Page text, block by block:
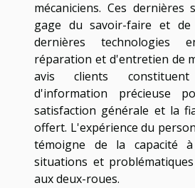
mécaniciens. Ces
gage du savoir-faire et
dernières technologies
réparation et d'entretien de
avis clients
d'information précieuse
satisfaction générale et la
offert. L'expérience du
témoigne de la capacité
situations et
aux deux-roues.